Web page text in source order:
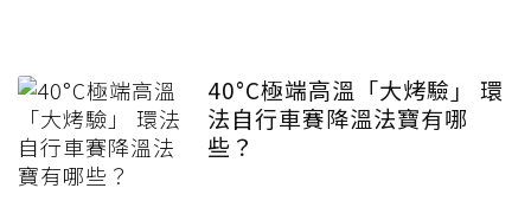
40°C極端高溫「大烤驗」 環
法自行車賽降溫法寶有哪
些？